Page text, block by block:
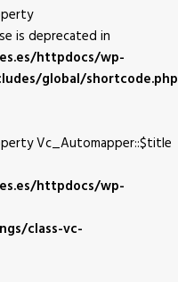
is deprecated in
httpdocs/wp-
global/shortcode.php
Vc_Automapper::$title
httpdocs/wp-
class-vc-